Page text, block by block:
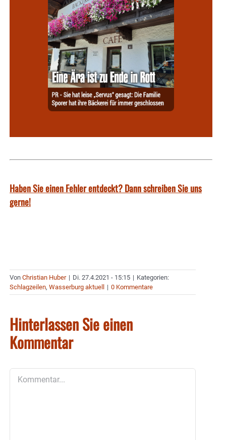
Haben Sie einen Fehler entdeckt? Dann schreiben Sie uns
gerne!
Von Christian Huber | Di. 27.4.2021 - 15:15 | Kategorien:
Schlagzeilen, Wasserburg aktuell | 0 Kommentare
Hinterlassen Sie einen
Kommentar